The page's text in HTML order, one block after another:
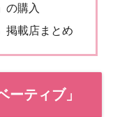
の購入
掲載店まとめ
ーティブ」